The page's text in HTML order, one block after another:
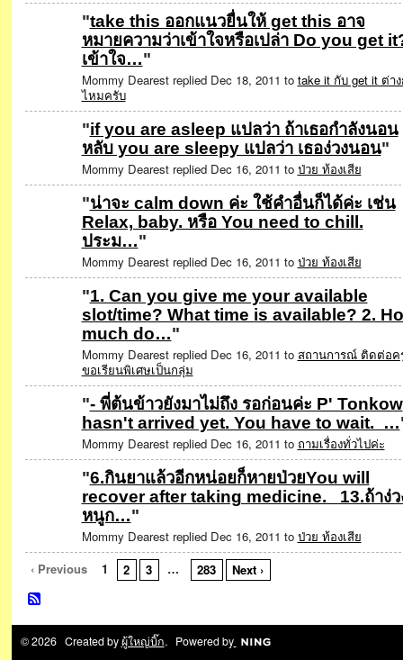
"take this ออกแนวยื่นให้ get this อาจ
หมายความว่าเข้าใจหรือเปล่า Do you get
เข้าใจ…"
Mommy Dearest replied Dec 18, 2011 to take it กับ get it ต่า
ไหมครับ
"if you are asleep แปลว่า ถ้าเธอกำลังนอน
หลับ you are sleepy แปลว่า เธอง่วงนอน"
Mommy Dearest replied Dec 16, 2011 to ป่วย ท้องเสีย
"น่าจะ calm down ค่ะ ใช้คำอื่นก็ได้ค่ะ เช่น
Relax, baby. หรือ You need to chill.
ประม…"
Mommy Dearest replied Dec 16, 2011 to ป่วย ท้องเสีย
"1. Can you give me your available
slot/time? What time is available? 2.
much do…"
Mommy Dearest replied Dec 16, 2011 to สถานการณ์ ติดต่อค
ขอเรียนพิเศษเป็นกลุ่ม
"- พี่ต้นข้าวยังมาไม่ถึง รอก่อนค่ะ P' Tonkow
hasn't arrived yet. You have to wait. …
Mommy Dearest replied Dec 16, 2011 to ถามเรื่องทั่วไปค่ะ
"6.กินยาแล้วอีกหน่อยก็หายป่วยYou will
recover after taking medicine. 13.ถ้าง่ว
หนูก…"
Mommy Dearest replied Dec 16, 2011 to ป่วย ท้องเสีย
‹ Previous
1 2 3 … 283 Next ›
© 2026 Created byผู้ใหญ่บิ๊ก. Powered by